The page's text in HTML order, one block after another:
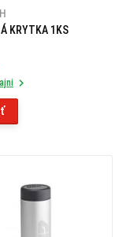
KRYTKA 1KS